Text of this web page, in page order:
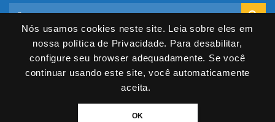
Nós usamos cookies neste site. Leia sobre eles em
nossa política de Privacidade. Para desabilitar,
configure seu browser adequadamente. Se você
continuar usando este site, você automaticamente
aceita.
OK
Mapa do Site Política de Privacidade
Termos de Uso
Serviços Digitais